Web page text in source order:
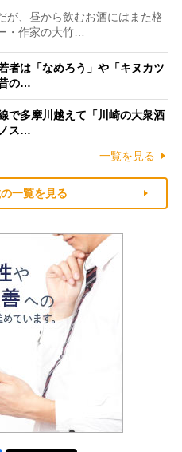
、昼から飲むお酒にはまた格
作家の大竹…
者は「なめろう」や「キヌカツ
の…
で多摩川越えて「川崎の大衆酒
ス…
一覧を見る
一覧を見る